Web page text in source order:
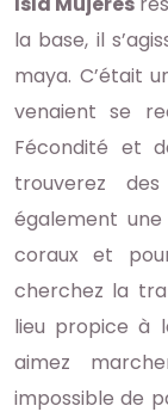
la base, il
maya. C’était
venaient se
Fécondité et
trouverez
également
coraux et
cherchez la
lieu propice à
aimez
impossible de